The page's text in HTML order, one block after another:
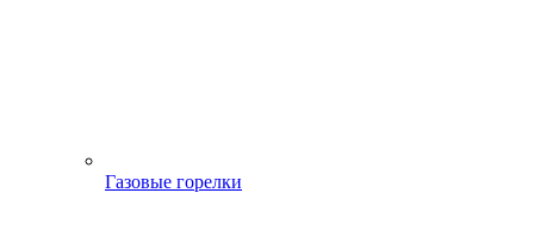
Газовые горелки